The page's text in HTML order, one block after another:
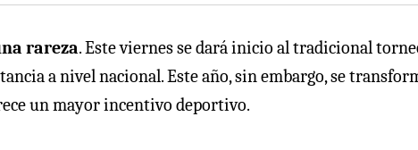
rareza. Este viernes se dará inicio al tradicional
a nivel nacional. Este año, sin embargo, se
un mayor incentivo deportivo.